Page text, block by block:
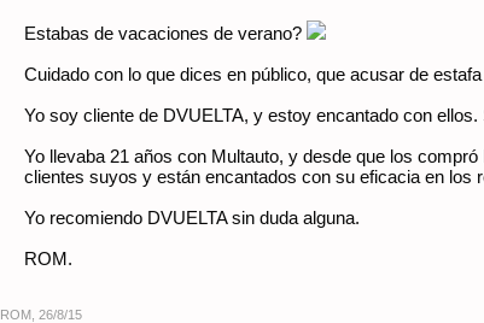
Estabas de vacaciones de verano?
Cuidado con lo que dices en público, que acusar de
Yo soy cliente de DVUELTA, y estoy encantado con
Yo llevaba 21 años con Multauto, y desde que los
clientes suyos y están encantados con su eficacia en
Yo recomiendo DVUELTA sin duda alguna.
ROM.
ROM 26/8/15